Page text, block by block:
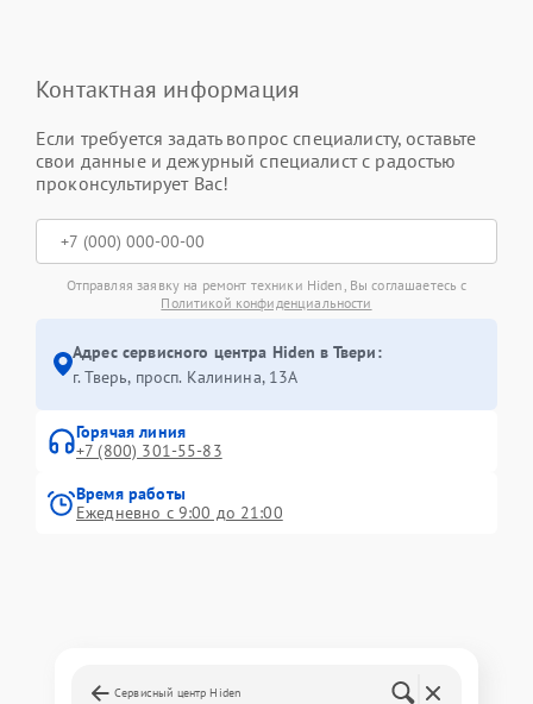
Контактная информация
Если требуется задать вопрос специалисту, оставьте
свои данные и дежурный специалист с радостью
проконсультирует Вас!
Отправляя заявку на ремонт техники Hiden, Вы соглашаетесь с
Политикой конфиденциальности
Адрес сервисного центра Hiden в Твери:
г. Тверь, просп. Калинина, 13А
Горячая линия
+7 (800) 301-55-83
Время работы
Ежедневно с 9:00 до 21:00
Сервисный центр Hiden